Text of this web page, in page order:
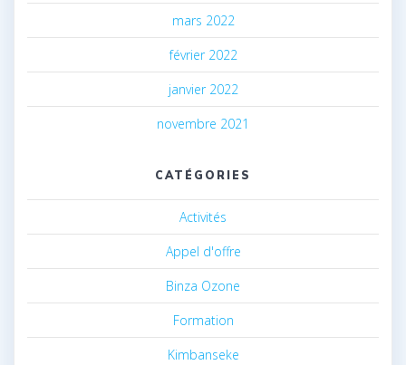
mars 2022
février 2022
janvier 2022
novembre 2021
CATÉGORIES
Activités
Appel d'offre
Binza Ozone
Formation
Kimbanseke